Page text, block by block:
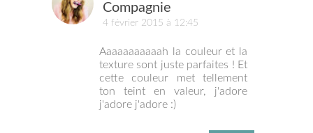
Compagnie
4 février 2015 à 12:45
Aaaaaaaaaaah la couleur et la
texture sont juste parfaites ! Et
cette couleur met tellement
ton teint en valeur, j'adore
j'adore j'adore :)